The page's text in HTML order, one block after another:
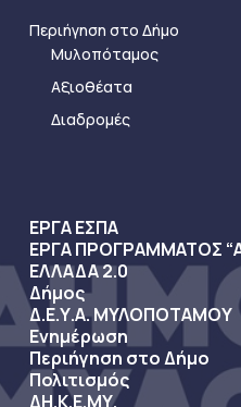
Περιήγηση στο Δήμο
Μυλοπόταμος
Αξιοθέατα
Διαδρομές
ΕΡΓΑ ΕΣΠΑ
ΕΡΓΑ ΠΡΟΓΡΑΜΜΑΤΟΣ
ΕΛΛΑΔΑ 2.0
Δήμος
Δ.Ε.Υ.Α. ΜΥΛΟΠΟΤΑΜΟΥ
Ενημέρωση
Περιήγηση στο Δήμο
Πολιτισμός
ΔΗ.Κ.Ε.ΜΥ.